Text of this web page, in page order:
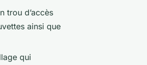
trou d’accès
ainsi que
qui